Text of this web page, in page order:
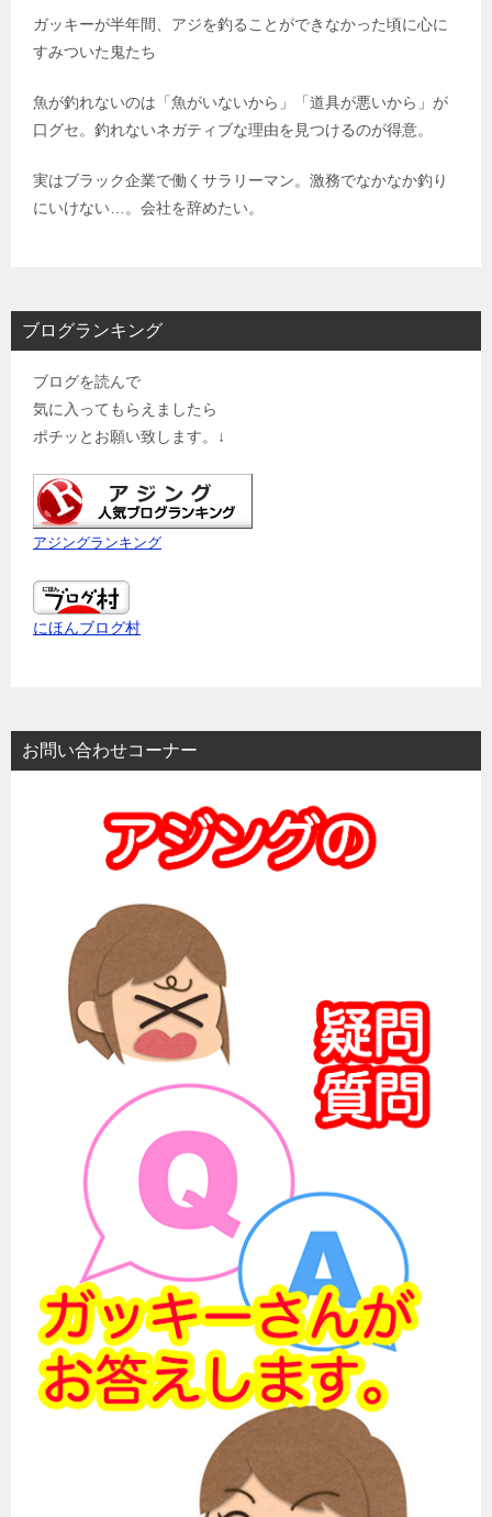
ガッキーが半年間、アジを釣ることができなかった頃に心に
すみついた鬼たち
魚が釣れないのは「魚がいないから」「道具が悪いから」が
口グセ。釣れないネガティブな理由を見つけるのが得意。
実はブラック企業で働くサラリーマン。激務でなかなか釣り
にいけない…。会社を辞めたい。
ブログランキング
ブログを読んで
気に入ってもらえましたら
ポチッとお願い致します。↓
アジングランキング
にほんブログ村
お問い合わせコーナー